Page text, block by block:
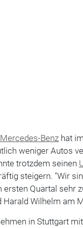
Mercedes-Benzhat
weniger Autos
trotzdem seinen
steigern. "Wir
ersten Quartal sehr
Harald Wilhelm am
in Stuttgart